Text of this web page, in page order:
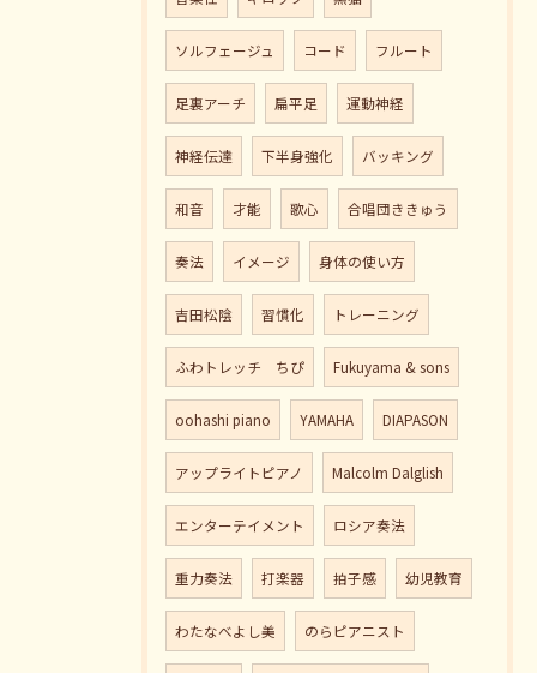
ソルフェージュ コード フルート
足裏アーチ 扁平足 運動神経
神経伝達 下半身強化 バッキング
和音 才能 歌心 合唱団ききゅう
奏法 イメージ 身体の使い方
吉田松陰 習慣化 トレーニング
ふわトレッチ ちぴ Fukuyama & sons
oohashi piano YAMAHA DIAPASON
アップライトピアノ Malcolm Dalglish
エンターテイメント ロシア奏法
重力奏法 打楽器 拍子感 幼児教育
わたなべよし美 のらピアニスト